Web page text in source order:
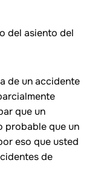
del asiento del
de un accidente
que un
probable que un
eso que usted
de